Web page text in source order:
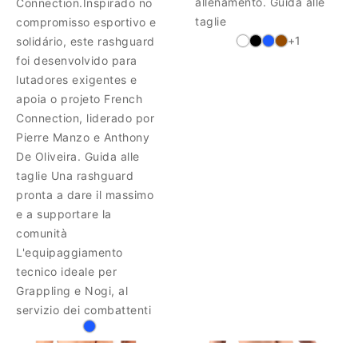
Connection.Inspirado no
compromisso esportivo e
solidário, este rashguard
foi desenvolvido para
lutadores exigentes e
apoia o projeto French
Connection, liderado por
Pierre Manzo e Anthony
De Oliveira. Guida alle
taglie Una rashguard
pronta a dare il massimo
e a supportare la
comunità
L'equipaggiamento
tecnico ideale per
Grappling e Nogi, al
servizio dei combattenti
taglie
+1